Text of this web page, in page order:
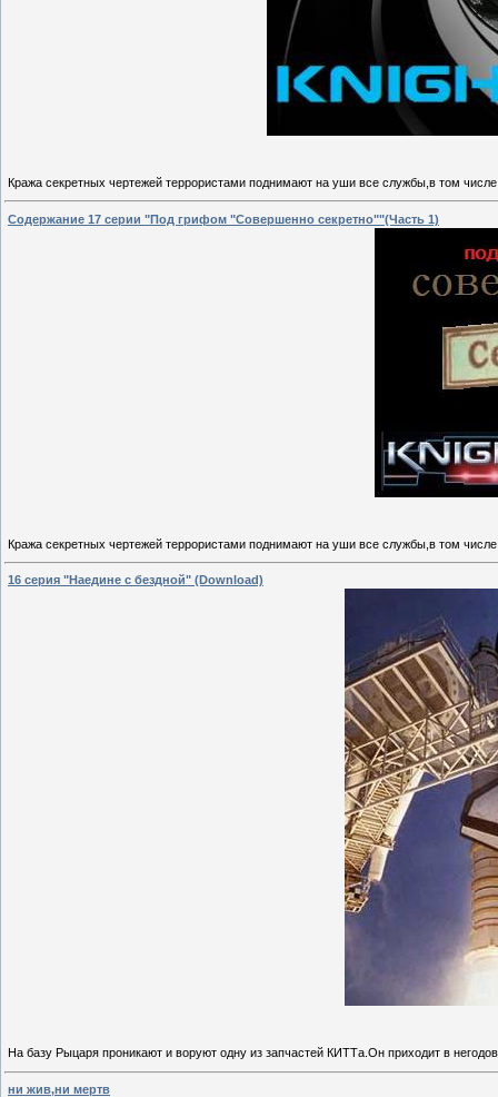
Кража секретных чертежей террористами поднимают на уши все службы,в том
Содержание 17 серии "Под грифом "Совершенно секретно""(Часть 1)
Кража секретных чертежей террористами поднимают на уши все службы,в том
16 серия "Наедине с бездной" (Download)
На базу Рыцаря проникают и воруют одну из запчастей КИТТа.Он приходит в
ни жив,ни мертв